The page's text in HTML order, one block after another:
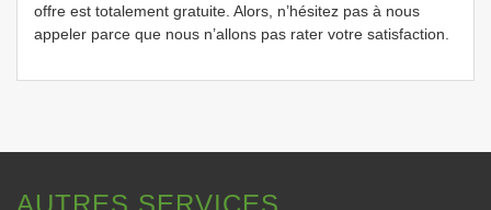
offre est totalement gratuite. Alors, n’hésitez pas à nous
appeler parce que nous n’allons pas rater votre satisfaction.
AUTRES SERVICES